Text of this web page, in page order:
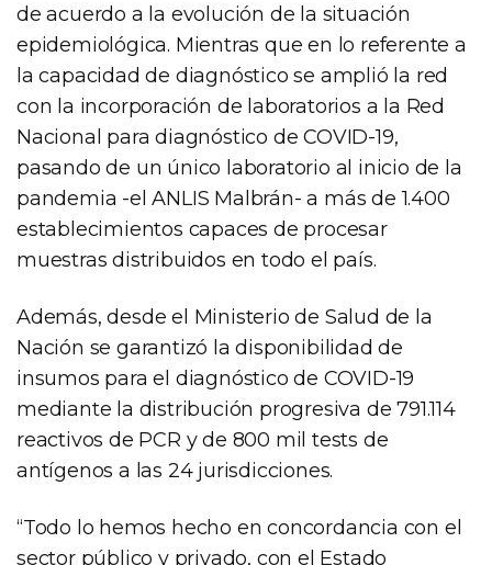
de acuerdo a la evolución de la situación
epidemiológica. Mientras que en lo referente a
la capacidad de diagnóstico se amplió la red
con la incorporación de laboratorios a la Red
Nacional para diagnóstico de COVID-19,
pasando de un único laboratorio al inicio de la
pandemia -el ANLIS Malbrán- a más de 1.400
establecimientos capaces de procesar
muestras distribuidos en todo el país.
Además, desde el Ministerio de Salud de la
Nación se garantizó la disponibilidad de
insumos para el diagnóstico de COVID-19
mediante la distribución progresiva de 791.114
reactivos de PCR y de 800 mil tests de
antígenos a las 24 jurisdicciones.
“Todo lo hemos hecho en concordancia con el
sector público y privado, con el Estado